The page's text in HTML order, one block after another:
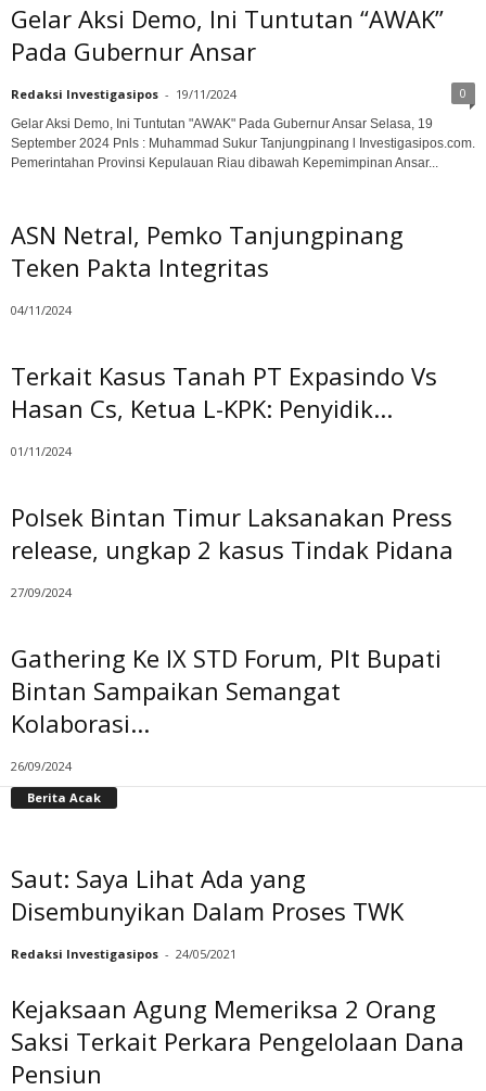
Gelar Aksi Demo, Ini Tuntutan “AWAK”
Pada Gubernur Ansar
Redaksi Investigasipos - 19/11/2024 0
Gelar Aksi Demo, Ini Tuntutan "AWAK" Pada Gubernur Ansar Selasa, 19
September 2024 Pnls : Muhammad Sukur Tanjungpinang l Investigasipos.com.
Pemerintahan Provinsi Kepulauan Riau dibawah Kepemimpinan Ansar...
ASN Netral, Pemko Tanjungpinang
Teken Pakta Integritas
04/11/2024
Terkait Kasus Tanah PT Expasindo Vs
Hasan Cs, Ketua L-KPK: Penyidik...
01/11/2024
Polsek Bintan Timur Laksanakan Press
release, ungkap 2 kasus Tindak Pidana
27/09/2024
Gathering Ke IX STD Forum, Plt Bupati
Bintan Sampaikan Semangat
Kolaborasi...
26/09/2024
Berita Acak
Saut: Saya Lihat Ada yang
Disembunyikan Dalam Proses TWK
Redaksi Investigasipos - 24/05/2021
Kejaksaan Agung Memeriksa 2 Orang
Saksi Terkait Perkara Pengelolaan Dana
Pensiun